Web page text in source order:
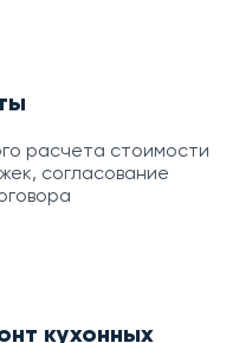
расчета стоимости
согласование
кухонных